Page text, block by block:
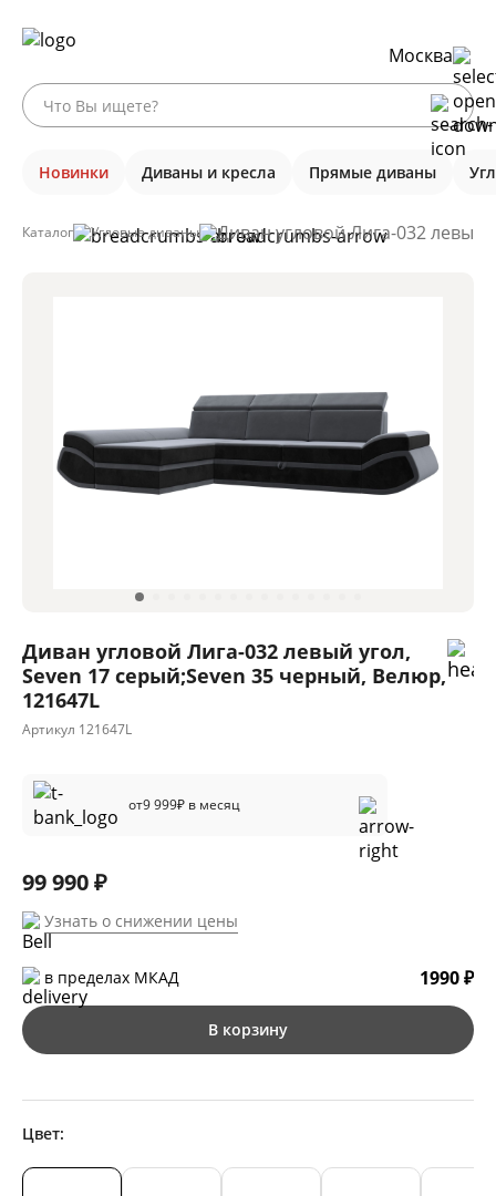
Москва
Новинки Диваны и кресла Прямые диваны
Каталог Угловые диваны Диван угловой Лига-032 левый
Диван угловой Лига-032 левый угол,
Seven 17 серый;Seven 35 черный, Велюр,
121647L
Артикул 121647L
от9 999₽ в месяц
99 990 ₽
Узнать о снижении цены
в пределах МКАД 1990 ₽
В корзину
Цвет: